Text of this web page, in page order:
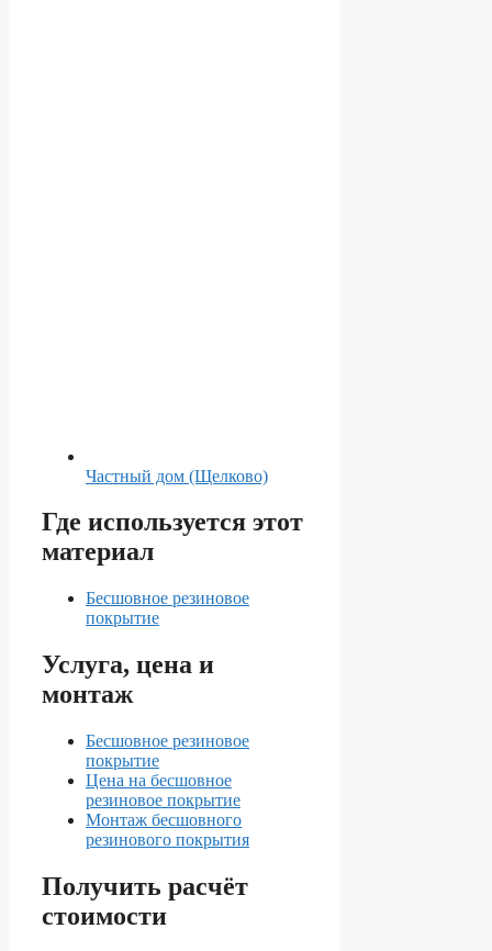
Частный дом (Щелково)
Где используется этот
материал
Бесшовное резиновое
покрытие
Услуга, цена и
монтаж
Бесшовное резиновое
покрытие
Цена на бесшовное
резиновое покрытие
Монтаж бесшовного
резинового покрытия
Получить расчёт
стоимости